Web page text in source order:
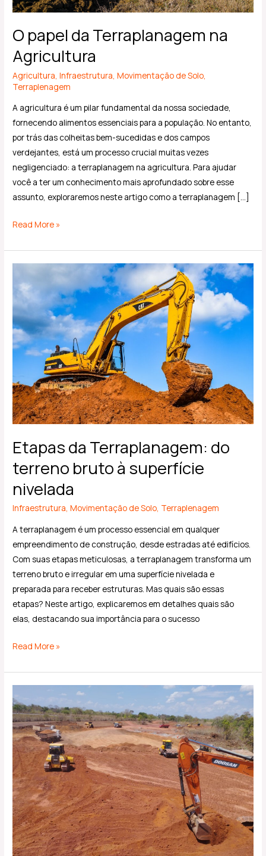
O papel da Terraplanagem na
Agricultura
Agricultura ,Infraestrutura ,Movimentação de Solo
Terraplenagem
A agricultura é um pilar fundamental da nossa sociedade,
fornecendo alimentos essenciais para a população. No entanto,
por trás das colheitas bem-sucedidas e dos campos
verdejantes, está um processo crucial muitas vezes
negligenciado: a terraplanagem na agricultura. Para ajudar
você a ter um conhecimento mais aprofundado sobre esse
assunto, exploraremos neste artigo como a terraplanagem […]
Read More »
Etapas da Terraplanagem: do
terreno bruto à superfície
nivelada
Infraestrutura,Movimentação de Solo, Terraplenagem
A terraplanagem é um processo essencial em qualquer
empreendimento de construção, desde estradas até edifícios.
Com suas etapas meticulosas, a terraplanagem transforma um
terreno bruto e irregular em uma superfície nivelada e
preparada para receber estruturas. Mas quais são essas
etapas? Neste artigo, explicaremos em detalhes quais são
elas, destacando sua importância para o sucesso
da
Terraplanagem:
do
terreno
bruto
superfície
nivelada
Read More »
Terraplanagem:
guia
rápido
com
tudo
que
você
precisa
saber